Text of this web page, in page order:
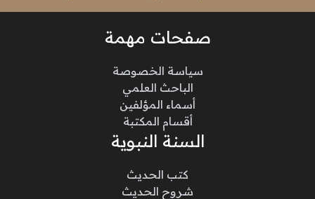
صفحات مهمة
سياسة الخصوصة
الباحث العلمي
أسماء المؤلفين
أقسام المكتبة
السنة النبوية
كتب الحديث
شروح الحديث